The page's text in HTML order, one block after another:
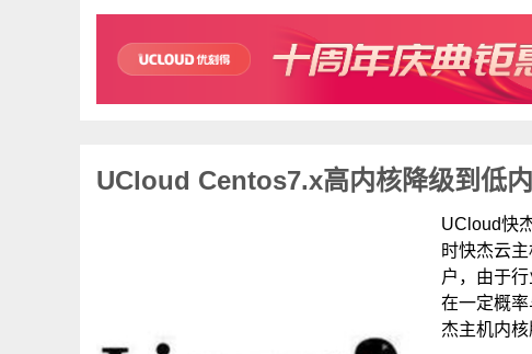
UCloud Centos7.x高内核降级到低
UCloud快
时快杰云
户，由于
在一定概
杰主机内核